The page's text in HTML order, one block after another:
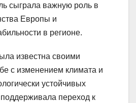
сыграла важную роль в
Европы и
в регионе.
известна своими
с изменением климата и
устойчивых
переход к